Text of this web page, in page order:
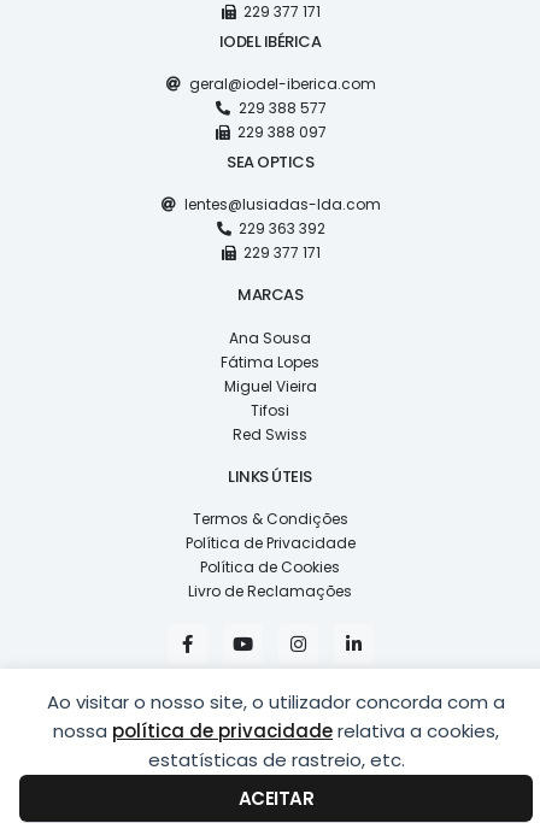
Ao visitar o nosso site, o utilizador concorda com a
nossa política de privacidaderelativa a cookies,
estatísticas de rastreio, etc.
ACEITAR
229 377 171
IODEL IBÉRICA
geral@iodel-iberica.com
229 388 577
229 388 097
SEA OPTICS
lentes@lusiadas-lda.com
229 363 392
229 377 171
MARCAS
Ana Sousa
Fátima Lopes
Miguel Vieira
Tifosi
Red Swiss
LINKS ÚTEIS
Termos & Condições
Política de Privacidade
Política de Cookies
Livro de Reclamações
F
a
c
b
o
o
k
-
Y
o
u
u
b
e
I
n
s
a
g
r
a
m
i
n
e
d
i
n
-
COPYRIGHT © 2026LUSÍADAS, DISTRIBUIÇÃO DE ÓPTICAS, LDA.
DESENVOLVIDO POR